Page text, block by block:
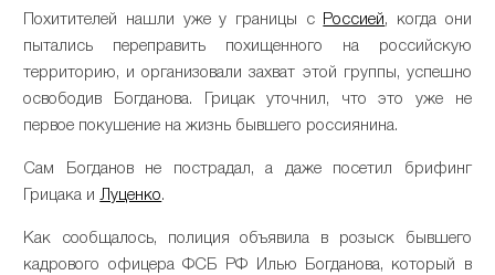
Похитителей нашли уже у границы с Россией, когда они
пытались переправить похищенного на российскую
территорию, и организовали захват этой группы, успешно
освободив Богданова. Грицак уточнил, что это уже не
первое покушение на жизнь бывшего россиянина.
Сам Богданов не пострадал, а даже посетил брифинг
Грицака иЛуценко.
Как сообщалось, полиция объявила в розыск бывшего
кадрового офицера ФСБ РФ Илью Богданова, который в